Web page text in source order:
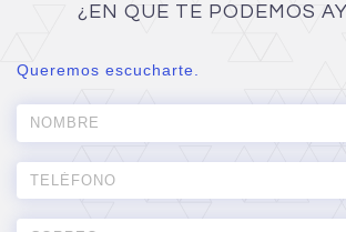
¿EN QUE TE PODEMOS
Queremos escucharte.